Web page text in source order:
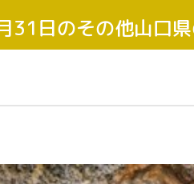
日のその他山口